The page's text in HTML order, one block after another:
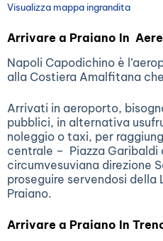
Visualizza mappa ingrandita
Arrivare a Praiano In
Napoli Capodichino è
alla Costiera Amalfitana
Arrivati in aeroporto,
pubblici, in alternativa
noleggio o taxi, per
centrale – Piazza Garibaldi
circumvesuviana direzione
proseguire servendosi della
Praiano.
Arrivare a Praiano In